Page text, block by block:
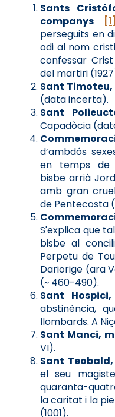
Sants
companys
[1]
perseguits en
odi al nom
confessar
del martiri
Sant
(data incerta).
Sant
Capadòcia
d’ambdós
en temps de
bisbe arrià
amb gran
de Pentecosta
S'explica que
bisbe al
Perpetu de
Dariorige (ara
(~ 460-490).
Sant
abstinència,
llombards. A
Sant Manci,
VI).
Sant
el seu
quaranta-
la caritat i la
(1001).